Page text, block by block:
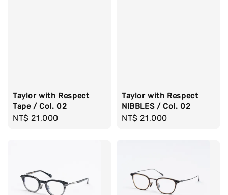
Taylor with Respect
Tape / Col. 02
Regular
NT$ 21,000
Taylor with Respect
NIBBLES / Col. 02
Regular
NT$ 21,000